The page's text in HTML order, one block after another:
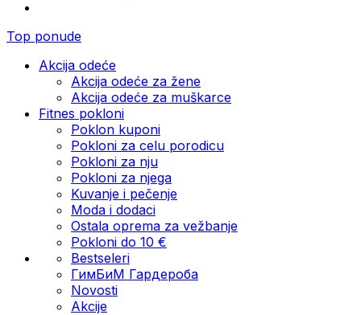
Top ponude
Akcija odeće
Akcija odeće za žene
Akcija odeće za muškarce
Fitnes pokloni
Poklon kuponi
Pokloni za celu porodicu
Pokloni za nju
Pokloni za njega
Kuvanje i pečenje
Moda i dodaci
Ostala oprema za vežbanje
Pokloni do 10 €
Bestseleri
ГимБиМ Гардeробa
Novosti
Akcije